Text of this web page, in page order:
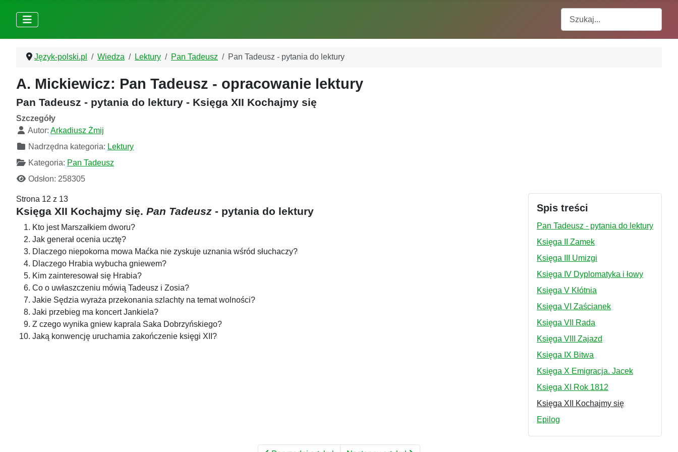
Język-polski.pl Wiedza Lektury Pan Tadeusz Pan Tadeusz - pytania do lektury
A. Mickiewicz: Pan Tadeusz - opracowanie lektury
Pan Tadeusz - pytania do lektury - Księga XII Kochajmy się
Szczegóły
Autor: Arkadiusz Żmij
Nadrzędna kategoria: Lektury
Kategoria: Pan Tadeusz
Odsłon: 258305
Spis treści
Pan Tadeusz - pytania do lektury
Księga II Zamek
Księga III Umizgi
Księga IV Dyplomatyka i łowy
Księga V Kłótnia
Księga VI Zaścianek
Księga VII Rada
Księga VIII Zajazd
Księga IX Bitwa
Księga X Emigracja. Jacek
Księga XI Rok 1812
Księga XII Kochajmy się
Epilog
Strona 12 z 13
Księga XII Kochajmy się. Pan Tadeusz - pytania do lektury
Kto jest Marszałkiem dworu?
Jak generał ocenia ucztę?
Dlaczego niepokorna mowa Maćka nie zyskuje uznania wśród słuchaczy?
Dlaczego Hrabia wybucha gniewem?
Kim zainteresował się Hrabia?
Co o uwłaszczeniu mówią Tadeusz i Zosia?
Jakie Sędzia wyraża przekonania szlachty na temat wolności?
Jaki przebieg ma koncert Jankiela?
Z czego wynika gniew kaprala Saka Dobrzyńskiego?
Jaką konwencję uruchamia zakończenie księgi XII?